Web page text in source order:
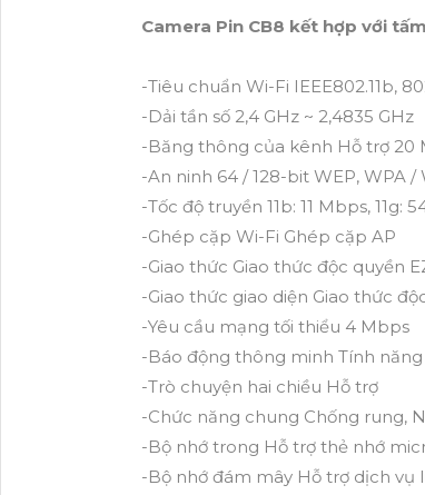
Camera Pin CB8 kết hợp với
-Tiêu chuẩn Wi-Fi IEEE802.11b,
-Dải tần số 2,4 GHz ~ 2,4835 GHz
-Băng thông của kênh Hỗ trợ 20
-An ninh 64 / 128-bit WEP, WPA /
-Tốc độ truyền 11b: 11 Mbps, 11g:
-Ghép cặp Wi-Fi Ghép cặp AP
-Giao thức Giao thức độc quyền
-Giao thức giao diện Giao thức
-Yêu cầu mạng tối thiểu 4 Mbps
-Báo động thông minh Tính
-Trò chuyện hai chiều Hỗ trợ
-Chức năng chung Chống rung,
-Bộ nhớ trong Hỗ trợ thẻ nhớ
-Bộ nhớ đám mây Hỗ trợ dịch vụ